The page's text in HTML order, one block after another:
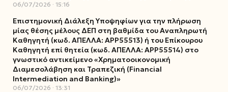
06/07/2026 15:16
Επιστημονική Διάλεξη Υποψηφίων για την πλήρωση
μίας θέσης μέλους ΔΕΠ στη βαθμίδα του Αναπληρωτή
Καθηγητή (κωδ. ΑΠΕΛΛΑ: ΑΡΡ55513) ή του Επίκουρου
Καθηγητή επί θητεία (κωδ. ΑΠΕΛΛΑ: ΑΡΡ55514) στο
γνωστικό αντικείμενο «Χρηματοοικονομική
Διαμεσολάβηση και Τραπεζική (Financial
Intermediation and Banking)»
06/07/2026 13:31